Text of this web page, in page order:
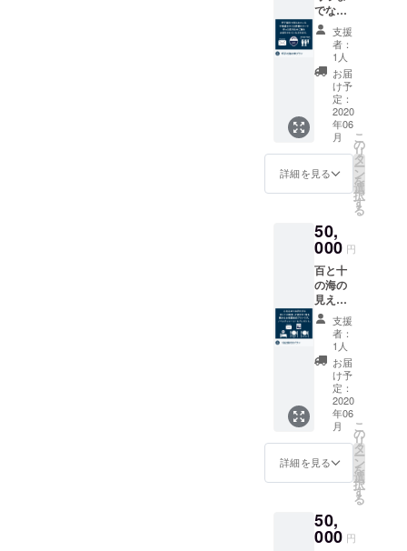
いたし
ます。
2020年
7月11日
（土）
11:00～
＊集合
場所
「百と
十」海
岸通り
側入口
＊散策
にい
通費は
各自で
くださ
い。
キャン
プファ
イヤー
限定朝
食 2名
様分 ■
百と十
オリジ
ナルド
リップ
コー
ヒー×10
をご支
援いた
だいた
方に
は、ご
宿泊予
約の際
に必要
なパス
コード
をメー
ルにて
お送り
させて
いただ
きま
す。
6月1日
～2021
でなか
なか足
を運べ
ない遠
方の方
へ。呼
子で獲
れた新
鮮な魚
を丁寧
に干し
た干物
と、玄
界灘の
炊き込
んだご
飯を
セット
にして
お送り
しま
す。 ■
応援し
ていた
だいた
感謝の
気持ち
のお礼
メール
■呼子朝
市藤本
ば・あ
じの干
支援
者：
1人
お届
け予
定：
2020
年06
月
詳細を見る
こ
の
リ
タ
ー
ン
を
選
択
す
る
50,
000 円
百と十
の海の
見える
お部屋
で2名様
1泊。朝
食と夕
食を
ゆっく
り楽し
みたい
方へ。
■応援し
ていた
だいた
感謝の
お礼
メール
■百と十
支援
者：
1人
お届
け予
定：
2020
年06
月
詳細を見る
こ
の
リ
タ
ー
ン
を
選
択
す
る
50,
000 円